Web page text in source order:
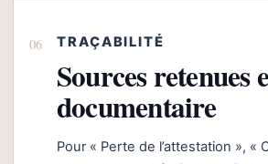
TRAÇABILITÉ
Sources retenues
documentaire
Pour « Perte de l’attestation », «